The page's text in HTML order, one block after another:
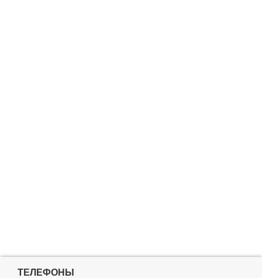
ТЕЛЕФОНЫ